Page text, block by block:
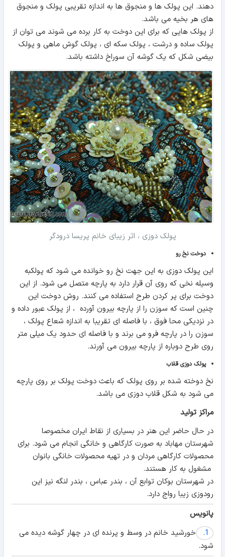
دهند. این پولک ها و منجوق ها به اندازه تقریبی پولک و منجوق
های هر بخیه می باشد.
از پولک هایی که برای این دوخت به کار برده می شوند می توان از
پولک ساده و درشت ، پولک سکه ای ، پولک گوش ماهی و پولک
بیضی شکل که یک گوشه آن سوراخ داشته باشد.
پولک دوزی ، اثر زیبای خانم پریسا درودگر
دوخت نخ رو
این پولک دوزی به این جهت نخ رو خوانده می شود که پولکبه
وسیله نخی که روی آن قرار دارد به پارچه متصل می شود. از این
دوخت برای پر کردن طرح استفاده می کنند. روش دوخت این
چنین است که سوزن را از پارچه بیرون آورده ، از پولک عبور داده و
در نزدیکی محا فوق ، با فاصله ای تقریبا به اندازه شعاع پولک ،
سوزن را در پارچه فرو می برند و با فاصله ای حدود یک میلی متر
روی طرح دوباره از پارچه بیرون می آورند.
پولک دوزی قلاب
نخ دوخته شده بر روی پولک که باعث دوخت پولک بر روی پارچه
می شود به شکل قلاب دوزی می باشد.
مراکز تولید
در حال حاضر این هنر در بسیاری از نقاط ایران مخصوصا
شهرستان مهاباد به صورت کارگاهی و خانگی انجام می شود. برای
محصولات کارگاهی مردان و در تهیه محصولات خانگی بانوان
مشغول به کار هستند.
در شهرستان بوکان توابع آن ، بندر عباس ، بندر لنگه نیز این
رودوزی زیبا رواج دارد.
پانویس
1.
خورشید خانم در وسط و پرنده ای در چهار گوشه دیده می
شود.